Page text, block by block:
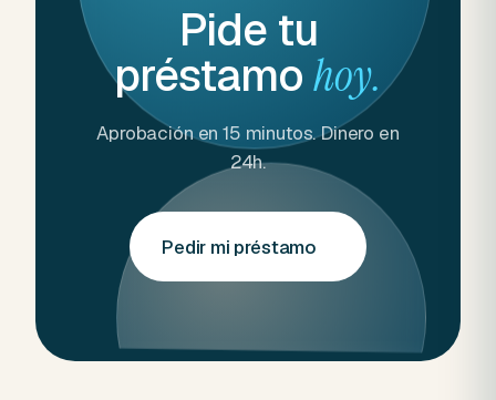
Pide tu
préstamohoy.
Aprobación en 15 minutos. Dinero en
24h.
Pedir mi préstamo